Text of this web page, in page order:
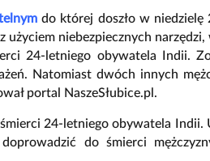
do której doszło w niedzielę
niebezpiecznych
24-letniego obywatela Indii.
Natomiast dwóch innych
portal NaszeSłubice.pl.
24-letniego obywatela Indii.
do śmierci